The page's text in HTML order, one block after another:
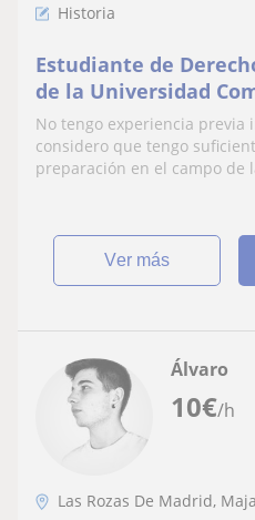
Historia
Estudiante de
de la Universidad
sacaba excelentes
tanto en Historia de
Contemporánea
No tengo experiencia previa
considero que tengo
preparación en el campo de
ver más
10€/h
Álvaro
Las Rozas De Madrid,